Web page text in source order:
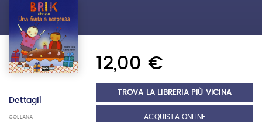
Dettagli
COLLANA
12,00 €
TROVA LA LIBRERIA PIÙ VICINA
ACQUISTA ONLINE